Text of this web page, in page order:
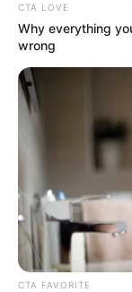
ตัดผมวั
CTA LOVE
Why everything
wrong
CTA FAVORITE